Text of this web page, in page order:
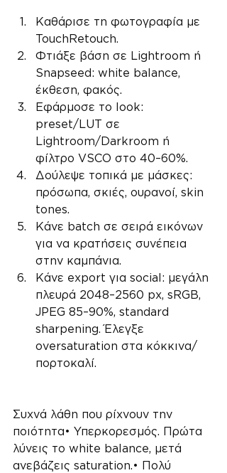
Καθάρισε τη φωτογραφία με
TouchRetouch.
Φτιάξε βάση σε Lightroom ή
Snapseed: white balance,
έκθεση, φακός.
Εφάρμοσε το look:
preset/LUT σε
Lightroom/Darkroom ή
φίλτρο VSCO στο 40–60%.
Δούλεψε τοπικά με μάσκες:
πρόσωπα, σκιές, ουρανοί, skin
tones.
Κάνε batch σε σειρά εικόνων
για να κρατήσεις συνέπεια
στην καμπάνια.
Κάνε export για social: μεγάλη
πλευρά 2048–2560 px, sRGB,
JPEG 85–90%, standard
sharpening. Έλεγξε
oversaturation στα κόκκινα/
πορτοκαλί.
Συχνά λάθη που ρίχνουν την
ποιότητα• Υπερκορεσμός. Πρώτα
λύνεις το white balance, μετά
ανεβάζεις saturation.• Πολύ